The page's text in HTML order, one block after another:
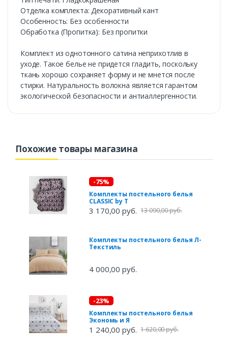
Отделка комплекта: Декоративный кант
Особенность: Без особенности
Обработка (Пропитка): Без пропитки
Комплект из однотонного сатина неприхотлив в
уходе. Такое белье не придется гладить, поскольку
ткань хорошо сохраняет форму и не мнется после
стирки. Натуральность волокна является гарантом
экологической безопасности и антиаллергенности.
Похожие товары магазина
-75%
Комплекты постельного белья
CLASSIC by T
3 170,00 руб. 13 090,00 руб.
Комплекты постельного белья Л-
Текстиль
4 000,00 руб.
-23%
Комплекты постельного белья
Экономь и Я
1 240,00 руб. 1 620,00 руб.